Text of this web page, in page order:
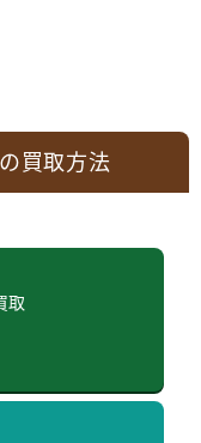
買取方法
取